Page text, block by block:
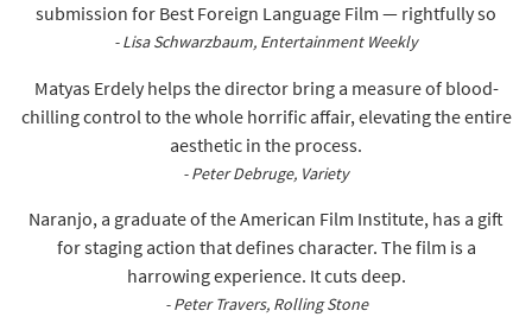
submission for Best Foreign Language Film — rightfully so
- Lisa Schwarzbaum, Entertainment Weekly
Matyas Erdely helps the director bring a measure of blood-
chilling control to the whole horrific affair, elevating the entire
aesthetic in the process.
- Peter Debruge, Variety
Naranjo, a graduate of the American Film Institute, has a gift
for staging action that defines character. The film is a
harrowing experience. It cuts deep.
- Peter Travers, Rolling Stone